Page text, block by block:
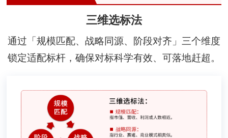
三维选标法
通过「规模匹配、战略同源、阶段对齐」三个维度
锁定适配标杆，确保对标科学有效、可落地赶超。